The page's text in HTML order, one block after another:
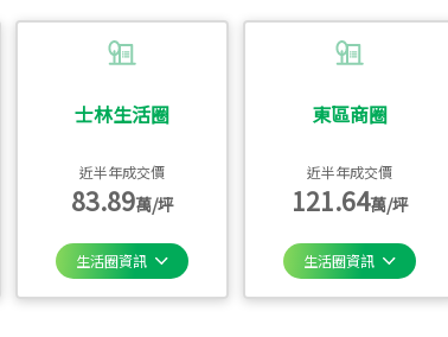
士林生活圈
近半年成交價
83.89萬/坪
生活圈資訊
東區商圈
近半年成交價
121.64萬/坪
生活圈資訊